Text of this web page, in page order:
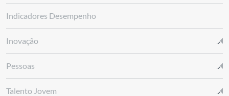
Indicadores Desempenho
Inovação
Pessoas
Talento Jovem